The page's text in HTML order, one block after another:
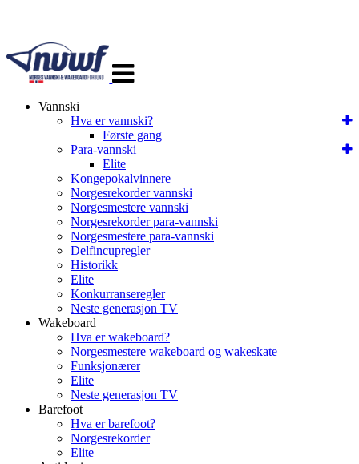
navigasjon
Vannski
Hva er vannski?
Første gang
Para-vannski
Elite
Kongepokalvinnere
Norgesrekorder vannski
Norgesmestere vannski
Norgesrekorder para-vannski
Norgesmestere para-vannski
Delfincupregler
Historikk
Elite
Konkurranseregler
Neste generasjon TV
Wakeboard
Hva er wakeboard?
Norgesmestere wakeboard og wakeskate
Funksjonærer
Elite
Neste generasjon TV
Barefoot
Hva er barefoot?
Norgesrekorder
Elite